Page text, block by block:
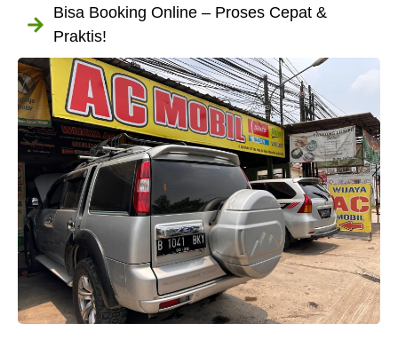
Bisa Booking Online – Proses Cepat &
Praktis!